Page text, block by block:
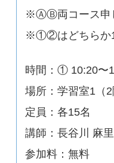
※ⒶⒷ両コース申
※①②はどちらか
時間：① 10:20
場所：学習室1（2
定員：各15名
講師：長谷川 麻
参加料：無料